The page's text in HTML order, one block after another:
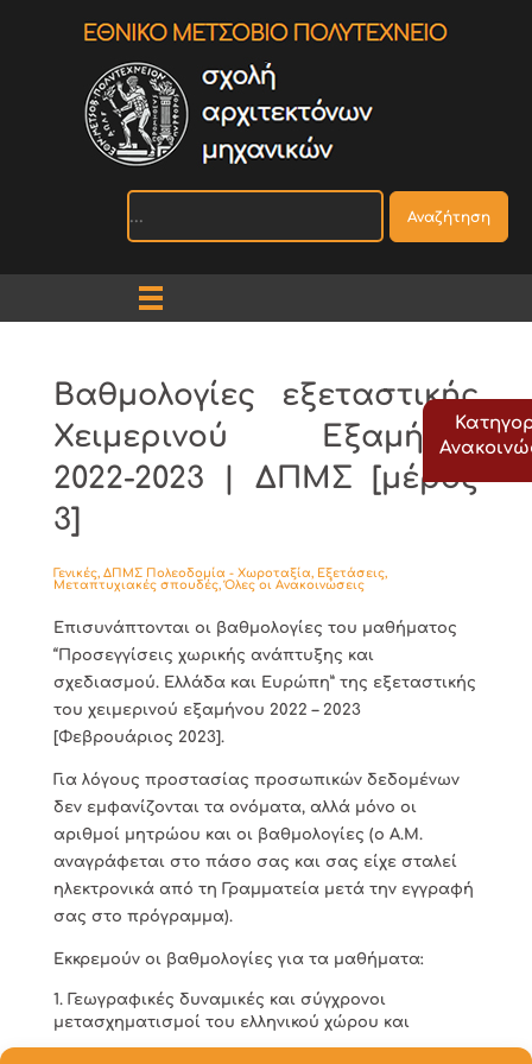
Αναζήτηση
Βαθμολογίες εξεταστικής
Χειμερινού Εξαμήνου
2022-2023 | ΔΠΜΣ [μέρος
3]
Γενικές, ΔΠΜΣ Πολεοδομία - Χωροταξία, Εξετάσεις,
Μεταπτυχιακές σπουδές,Όλες οι Ανακοινώσεις
Επισυνάπτονται οι βαθμολογίες του μαθήματος
“Προσεγγίσεις χωρικής ανάπτυξης και
σχεδιασμού. Ελλάδα και Ευρώπη” της εξεταστικής
του χειμερινού εξαμήνου 2022 – 2023
[Φεβρουάριος 2023].
Για λόγους προστασίας προσωπικών δεδομένων
δεν εμφανίζονται τα ονόματα, αλλά μόνο οι
αριθμοί μητρώου και οι βαθμολογίες (ο Α.Μ.
αναγράφεται στο πάσο σας και σας είχε σταλεί
ηλεκτρονικά από τη Γραμματεία μετά την εγγραφή
σας στο πρόγραμμα).
Εκκρεμούν οι βαθμολογίες για τα μαθήματα:
Γεωγραφικές δυναμικές και σύγχρονοι
μετασχηματισμοί του ελληνικού χώρου και